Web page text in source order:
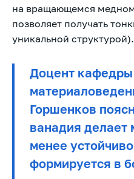
на вращающемся медном
позволяет получать
уникальной структурой).
Доцент кафедры
Горшенков
ванадия делает
менее
формируется в